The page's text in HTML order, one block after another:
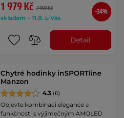
1 979 Kč 2 999 Kč
skladem – 11.8. u Vás
-34%
Detail
Chytré hodinky inSPORTline
Manzon
4.3 (6)
Objevte kombinaci elegance a
funkčnosti s výjimečným AMOLED